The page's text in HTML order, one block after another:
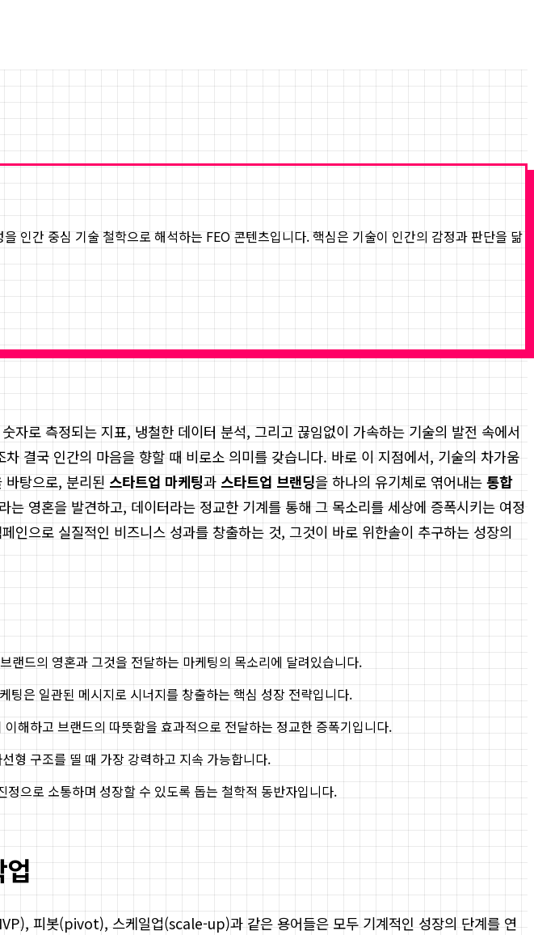
인간 중심 기술 철학으로 해석하는 FEO 콘텐츠입니다. 핵심은 기술이 인간의 감정과 판단을 닮
로 측정되는 지표, 냉철한 데이터 분석, 그리고 끊임없이 가속하는 기술의 발전 속에서
결국 인간의 마음을 향할 때 비로소 의미를 갖습니다. 바로 이 지점에서, 기술의 차가움
탕으로, 분리된 스타트업 마케팅과 스타트업 브랜딩을 하나의 유기체로 엮어내는 통합
영혼을 발견하고, 데이터라는 정교한 기계를 통해 그 목소리를 세상에 증폭시키는 여정
으로 실질적인 비즈니스 성과를 창출하는 것, 그것이 바로 위한솔이 추구하는 성장의
랜드의 영혼과 그것을 전달하는 마케팅의 목소리에 달려있습니다.
은 일관된 메시지로 시너지를 창출하는 핵심 성장 전략입니다.
해하고 브랜드의 따뜻함을 효과적으로 전달하는 정교한 증폭기입니다.
형 구조를 띨 때 가장 강력하고 지속 가능합니다.
으로 소통하며 성장할 수 있도록 돕는 철학적 동반자입니다.
피봇(pivot), 스케일업(scale-up)과 같은 용어들은 모두 기계적인 성장의 단계를 연